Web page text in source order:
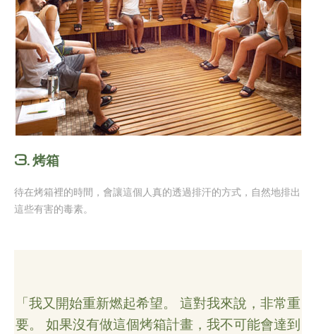
3.烤箱
待在烤箱裡的時間，會讓這個人真的透過排汗的方式，自然地排出
這些有害的毒素。
「我又開始重新燃起希望。 這對我來說，非常重
要。 如果沒有做這個烤箱計畫，我不可能會達到